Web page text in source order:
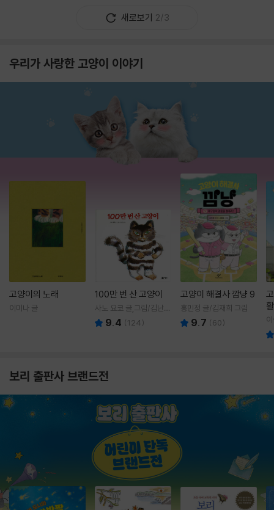
새로보기 2/3
우리가 사랑한 고양이 이야기
고양이의 노래
이미나 글
100만 번 산 고양이
사노 요코 글,그림/김난주
역 9.4 (124)
고양이 해결사 깜냥 9
홍민정 글/김재희 그림
9.7 (60)
보리 출판사 브랜드전